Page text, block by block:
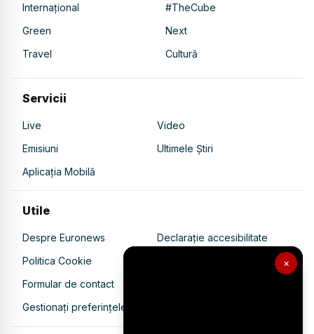
×
Internațional
#TheCube
Green
Next
Travel
Cultură
Servicii
Live
Video
Emisiuni
Ultimele Știri
Aplicația Mobilă
Utile
Despre Euronews
Declarație accesibilitate
Politica Cookie
Politica de confidențialitate
Formular de contact
Gestionați preferințele